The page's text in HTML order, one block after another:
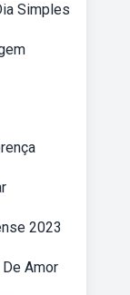
Simples
2023
Amor